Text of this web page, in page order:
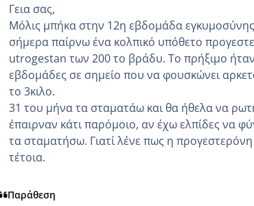
Γεια σας,
Μόλις μπήκα στην 12η εβδομάδα
σήμερα παίρνω ένα κολπικό υπόθετο
utrogestan των 200 το βράδυ. Το πρήξιμο
εβδομάδες σε σημείο που να φουσκώνει
το 3κιλο.
31 του μήνα τα σταματάω και θα ήθελα να
έπαιρναν κάτι παρόμοιο, αν έχω ελπίδες να
τα σταματήσω. Γιατί λένε πως η
τέτοια.
Παράθεση